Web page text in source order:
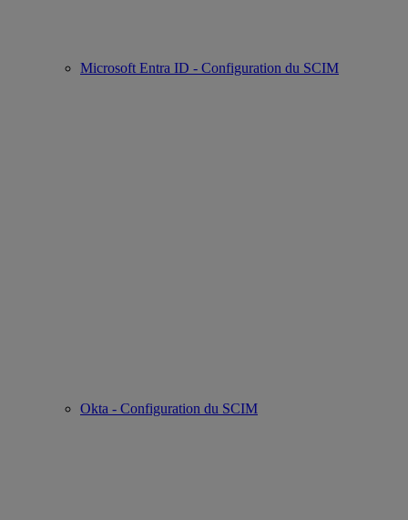
Microsoft Entra ID - Configuration du SCIM
Okta - Configuration du SCIM